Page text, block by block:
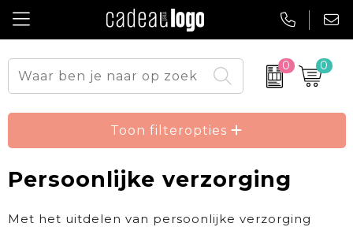
0 0
Drinkwaren
Technologie & Gadgets
Onze toppers
Toon filteropties
Persoonlijke verzorging
Met het uitdelen van persoonlijke verzorging